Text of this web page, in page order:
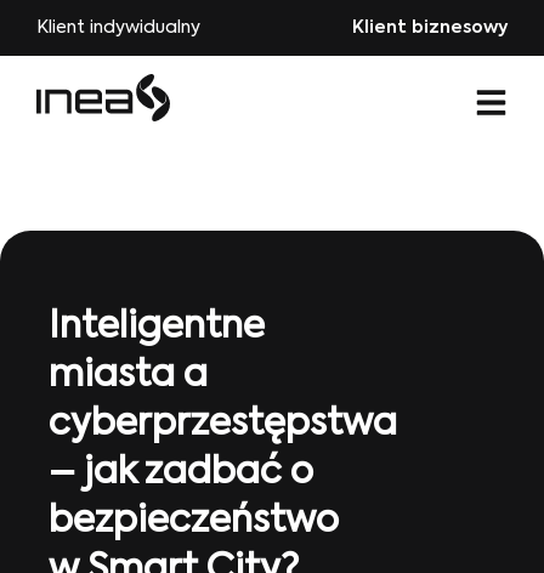
Klient indywidualny Klient biznesowy
Inteligentne
miasta a
cyberprzestępstwa
– jak zadbać o
bezpieczeństwo